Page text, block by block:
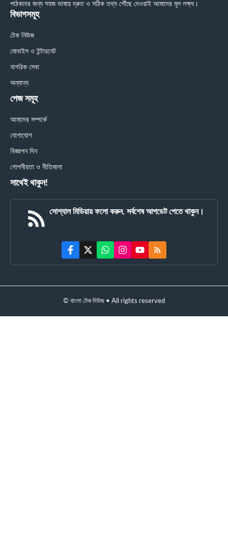
পাঠকদের জন্য সহজ ভাষায় দ্রুত ও সঠিক তথ্য পৌঁছে দেওয়াই আমাদের মূল লক্ষ্য।
বিভাগসমূহ
টেক নিউজ
মোবাইল ও ইন্টারনেট
নাগরিক সেবা
অন্যান্য
পেজ সমূহ
আমাদের সম্পর্কে
যোগাযোগ
বিজ্ঞাপন দিন
গোপনীয়তা ও নীতিমালা
সাথেই থাকুন!
সোশ্যাল মিডিয়ায় ফলো করুন, সর্বশেষ আপডেট পেতে থাকুন।
© বাংলা টেক নিউজ • All rights reserved